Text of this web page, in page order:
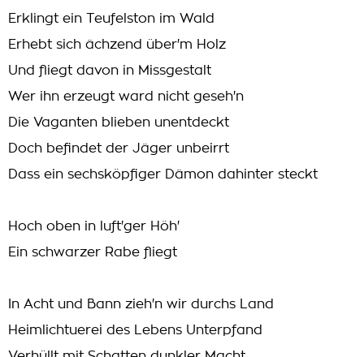
Erklingt ein Teufelston im Wald
Erhebt sich ächzend über'm Holz
Und fliegt davon in Missgestalt
Wer ihn erzeugt ward nicht geseh'n
Die Vaganten blieben unentdeckt
Doch befindet der Jäger unbeirrt
Dass ein sechsköpfiger Dämon dahinter steckt
Hoch oben in luft'ger Höh'
Ein schwarzer Rabe fliegt
In Acht und Bann zieh'n wir durchs Land
Heimlichtuerei des Lebens Unterpfand